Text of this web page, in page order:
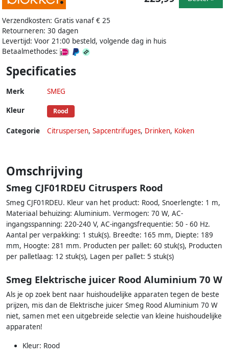
Verzendkosten: Gratis vanaf € 25
Retourneren: 30 dagen
Levertijd: Voor 21:00 besteld, volgende dag in huis
Betaalmethodes:
Specificaties
Merk SMEG
Kleur Rood
Categorie Citruspersen, Sapcentrifuges, Drinken, Koken
Omschrijving
Smeg CJF01RDEU Citruspers Rood
Smeg CJF01RDEU. Kleur van het product: Rood, Snoerlengte: 1 m,
Materiaal behuizing: Aluminium. Vermogen: 70 W, AC-
ingangsspanning: 220-240 V, AC-ingangsfrequentie: 50 - 60 Hz.
Aantal per verpakking: 1 stuk(s). Breedte: 165 mm, Diepte: 189
mm, Hoogte: 281 mm. Producten per pallet: 60 stuk(s), Producten
per palletlaag: 12 stuk(s), Lagen per pallet: 5 stuk(s)
Smeg Elektrische juicer Rood Aluminium 70 W
Als je op zoek bent naar huishoudelijke apparaten tegen de beste
prijzen, mis dan de Elektrische juicer Smeg Rood Aluminium 70 W
niet, samen met een uitgebreide selectie van kleine huishoudelijke
apparaten!
Kleur: Rood